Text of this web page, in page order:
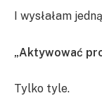
I wysłałam
„Aktywować
Tylko tyle.